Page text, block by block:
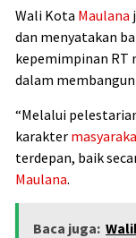
Wali Kota Maulana
dan menyatakan
kepemimpinan RT
dalam
“Melalui
karakter
terdepan, baik
Maulana.
Baca juga: